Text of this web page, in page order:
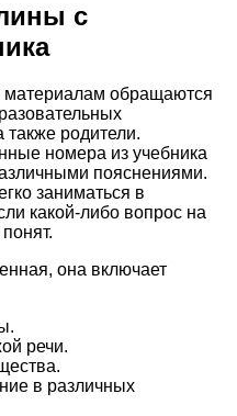
с
материалам обращаются
также родители.
номера из учебника
пояснениями.
заниматься в
какой-либо вопрос на
она включает
речи.
в различных